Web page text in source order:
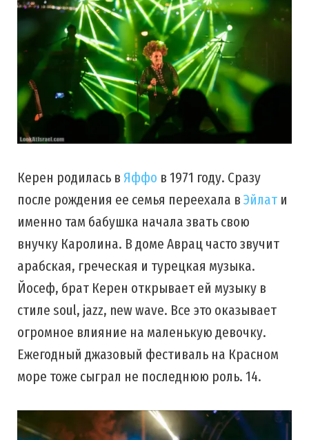
Керен родилась в Яффо в 1971 году. Сразу
после рождения ее семья переехала вЭйлат и
именно там бабушка начала звать свою
внучку Каролина. В доме Аврац часто звучит
арабская, греческая и турецкая музыка.
Йосеф, брат Керен открывает ей музыку в
стиле soul, jazz, new wave. Все это оказывает
огромное влияние на маленькую девочку.
Ежегодный джазовый фестиваль на Красном
море тоже сыграл не последнюю роль. 14.